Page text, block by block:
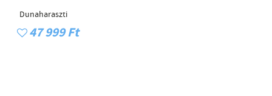
Dunaharaszti
47 999 Ft